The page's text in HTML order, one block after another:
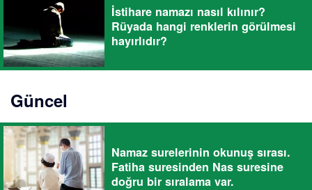
İstihare namazı nasıl kılınır?
Rüyada hangi renklerin görülmesi
hayırlıdır?
Güncel
Namaz surelerinin okunuş sırası.
Fatiha suresinden Nas suresine
doğru bir sıralama var.